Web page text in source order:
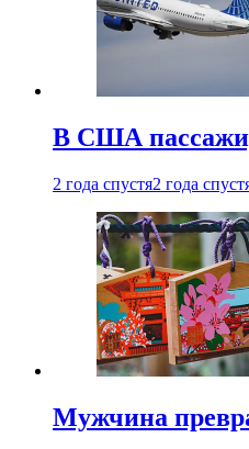
В США пассажир
2 года спустя2 года
Мужчина